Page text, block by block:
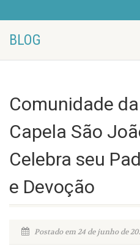
BLOG
Comunidade da
Capela São
Celebra seu
e Devoção
Postado em 24 de junho de